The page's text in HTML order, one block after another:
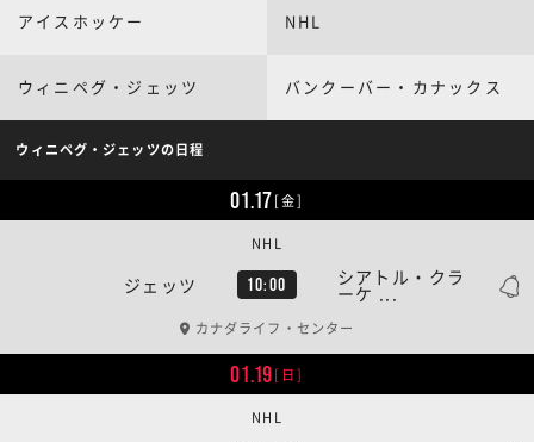
アイスホッケー NHL
ウィニペグ・ジェッツ バンクーバー・カナックス
ウィニペグ・ジェッツの日程
01.17[金]
ジェッツ 10:00 シアトル・クラ
ーケ ...
NHL
カナダライフ・センター
01.19[日]
NHL